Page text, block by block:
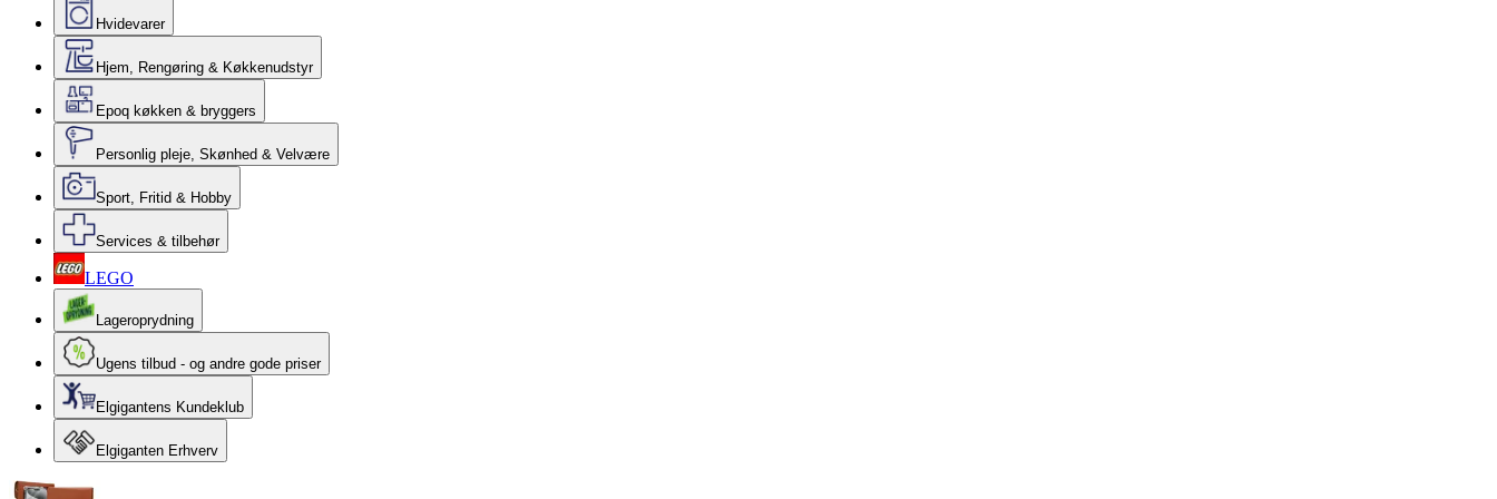
Hvidevarer
Hjem, Rengøring & Køkkenudstyr
Epoq køkken & bryggers
Personlig pleje, Skønhed & Velvære
Sport, Fritid & Hobby
Services & tilbehør
LEGO
Lageroprydning
Ugens tilbud - og andre gode priser
Elgigantens Kundeklub
Elgiganten Erhverv